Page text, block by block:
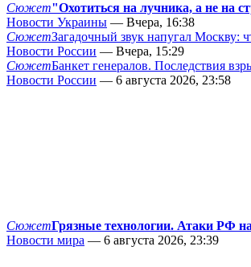
Сюжет"Охотиться на лучника, а не на
Новости Украины — Вчера, 16:38
СюжетЗагадочный звук напугал Москву:
Новости России — Вчера, 15:29
СюжетБанкет генералов. Последствия
Новости России — 6 августа 2026, 23:58
СюжетГрязные технологии. Атаки РФ
Новости мира — 6 августа 2026, 23:39